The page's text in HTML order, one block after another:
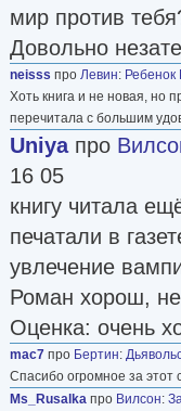
мир против
Довольно
neisss про Левин: Ребенок
Хоть книга и не новая, но
перечитала с большим
Uniyaпро
16 05
книгу читала
печатали в
увлечение
Роман хорош,
Оценка: очень
mac7 про Бертин:
Спасибо огромное за этот
Ms_Rusalka про Вилсон: